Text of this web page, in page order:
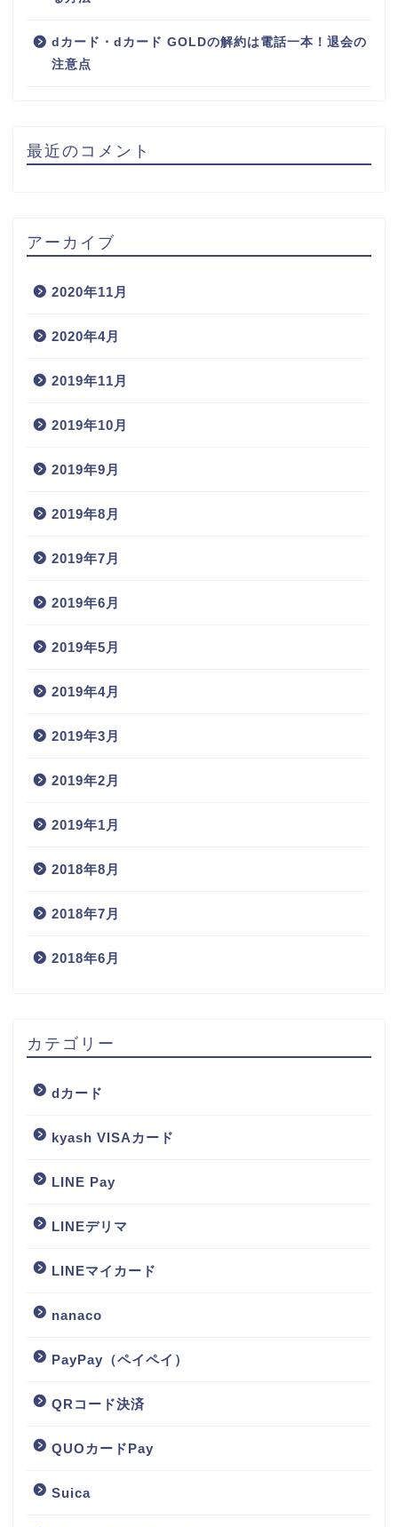
dカード・dカード GOLDの解約は電話一本！退会の
注意点
最近のコメント
アーカイブ
2020年11月
2020年4月
2019年11月
2019年10月
2019年9月
2019年8月
2019年7月
2019年6月
2019年5月
2019年4月
2019年3月
2019年2月
2019年1月
2018年8月
2018年7月
2018年6月
カテゴリー
dカード
kyash VISAカード
LINE Pay
LINEデリマ
LINEマイカード
nanaco
PayPay（ペイペイ）
QRコード決済
QUOカードPay
Suica